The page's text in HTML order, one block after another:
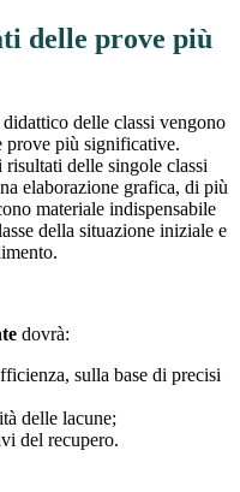
delle prove più
delle classi vengono
prove più significative.
delle singole classi
elaborazione grafica, di più
materiale indispensabile
della situazione iniziale e
dovrà:
sulla base di precisi
delle lacune;
del recupero.